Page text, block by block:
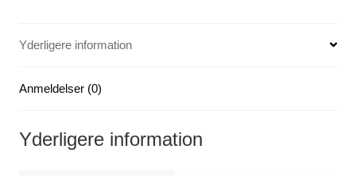
25
Yderligere information
Anmeldelser (0)
Yderligere information